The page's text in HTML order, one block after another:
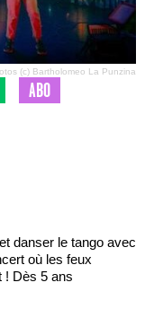
(c) Bartholomeo La Punzina
ABO
danser le tango avec
où les feux
! Dès 5 ans